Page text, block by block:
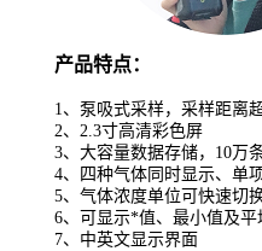
产品特点：
1、 泵吸式采样，采样距离
2、2.3寸高清彩色屏
3、 大容量数据存储， 10万
4、四种气体同时显示、单
5、 气体浓度单位可快速切
6、
可显示*值、最小值及平
7、 中英文显示界面